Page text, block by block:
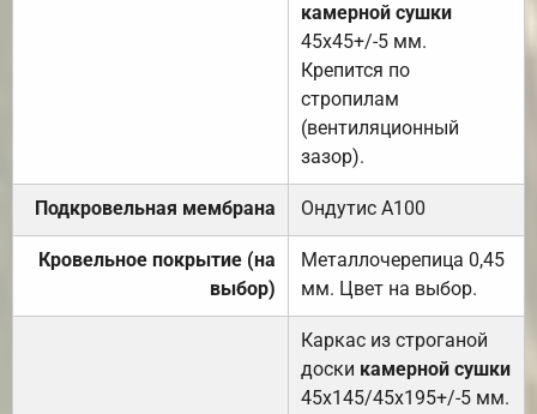
камерной сушки
45х45+/-5 мм.
Крепится по
стропилам
(вентиляционный
зазор).
Подкровельная мембрана Ондутис А100
Кровельное покрытие (на
выбор)
Металлочерепица 0,45
мм. Цвет на выбор.
Каркас из строганой
доски камерной сушки
45х145/45х195+/-5 мм.